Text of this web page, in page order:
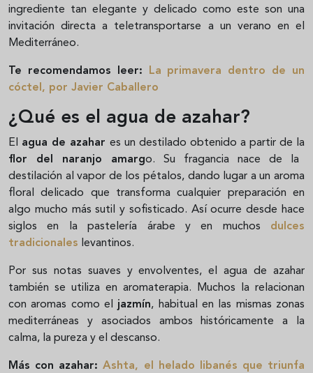
ingrediente tan elegante y delicado como este son una
invitación directa a teletransportarse a un verano en el
Mediterráneo.
Te recomendamos leer: La primavera dentro de un
cóctel, por Javier Caballero
¿Qué es el agua de azahar?
El agua de azahar es un destilado obtenido a partir de la
flor del naranjo amargo. Su fragancia nace de la
destilación al vapor de los pétalos, dando lugar a un aroma
floral delicado que transforma cualquier preparación en
algo mucho más sutil y sofisticado. Así ocurre desde hace
siglos en la pastelería árabe y en muchos dulces
tradicionales levantinos.
Por sus notas suaves y envolventes, el agua de azahar
también se utiliza en aromaterapia. Muchos la relacionan
con aromas como el jazmín, habitual en las mismas zonas
mediterráneas y asociados ambos históricamente a la
calma, la pureza y el descanso.
Más con azahar: Ashta, el helado libanés que triunfa